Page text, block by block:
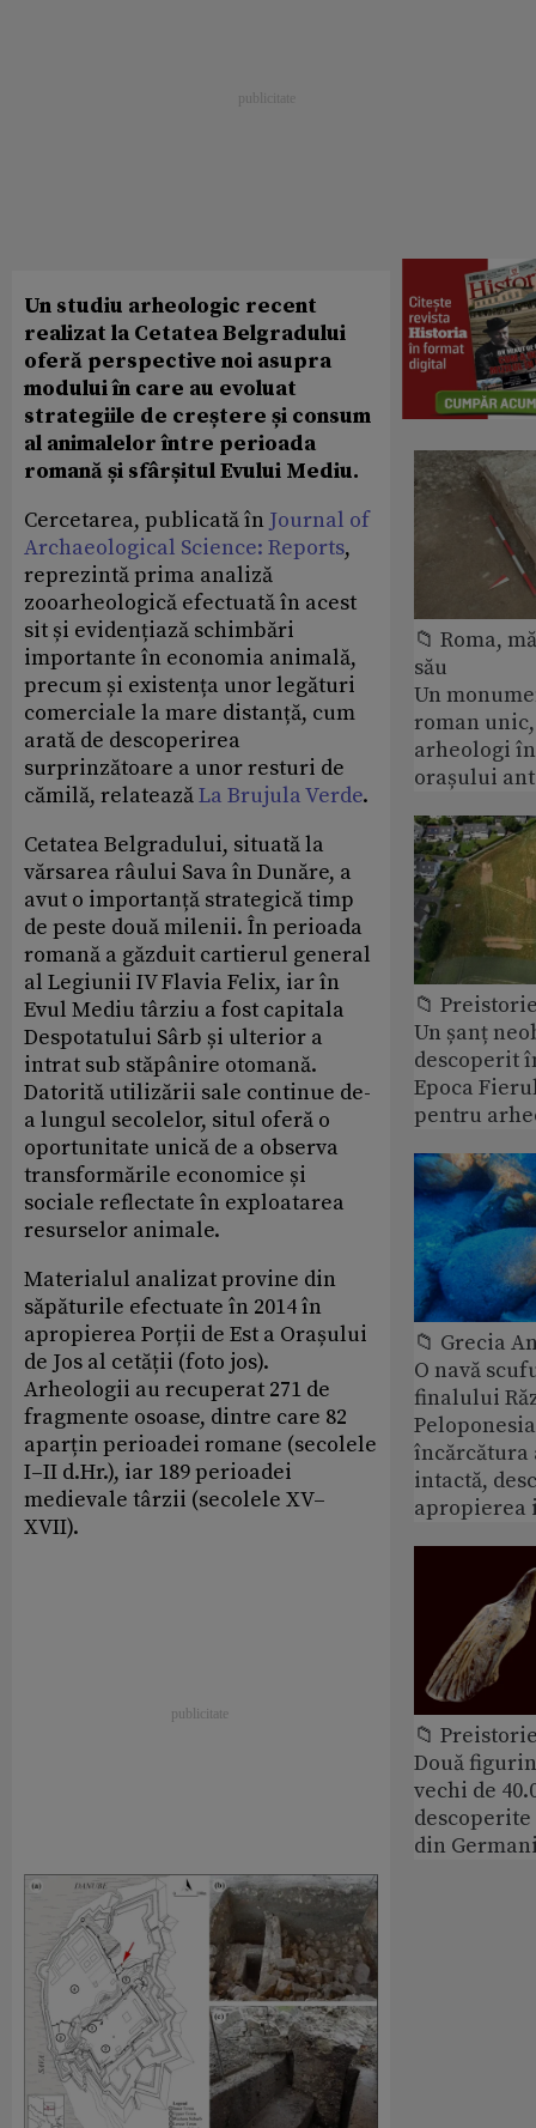
Un studiu arheologic recent
realizat la Cetatea Belgradului
oferă perspective noi asupra
modului în care au evoluat
strategiile de creștere și consum
al animalelor între perioada
romană și sfârșitul Evului Mediu.
Cercetarea, publicată în Journal of
Archaeological Science: Reports,
reprezintă prima analiză
zooarheologică efectuată în acest
sit și evidențiază schimbări
importante în economia animală,
precum și existența unor legături
comerciale la mare distanță, cum
arată de descoperirea
surprinzătoare a unor resturi de
cămilă, relateazăLa Brujula Verde.
Cetatea Belgradului, situată la
vărsarea râului Sava în Dunăre, a
avut o importanță strategică timp
de peste două milenii. În perioada
romană a găzduit cartierul general
al Legiunii IV Flavia Felix, iar în
Evul Mediu târziu a fost capitala
Despotatului Sârb și ulterior a
intrat sub stăpânire otomană.
Datorită utilizării sale continue de-
a lungul secolelor, situl oferă o
oportunitate unică de a observa
transformările economice și
sociale reflectate în exploatarea
resurselor animale.
Materialul analizat provine din
săpăturile efectuate în 2014 în
apropierea Porții de Est a Orașului
de Jos al cetății (foto jos).
Arheologii au recuperat 271 de
fragmente osoase, dintre care 82
aparțin perioadei romane (secolele
I–II d.Hr.), iar 189 perioadei
medievale târzii (secolele XV–
XVII).
📁 Roma,
său
Un
roman
arheologi
orașului
📁
Un șanț
descoperit
Epoca
pentru
📁 Grecia
O navă
finalului
încărcătura
intactă,
apropierea
📁
Două
vechi de
din